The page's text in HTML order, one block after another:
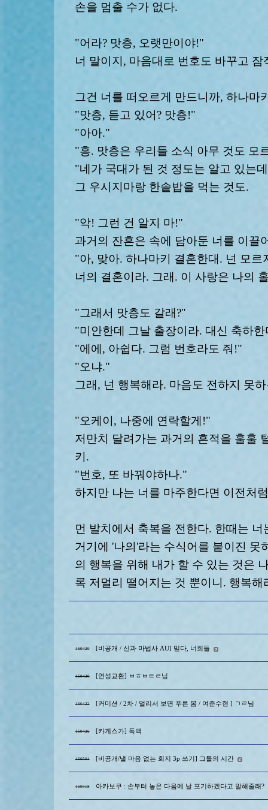
손을 멈출 수가 없다.
"어라? 맛층, 오랫만이야!"
너 말이지, 마음대로 번호도 바꾸고
그건 너를 떠오르게 만드니까, 하나마
"맛층, 듣고 있어? 맛층!"
"아아."
"흥. 맛층은 우리들 소식 아무 것도 모
"네가 국대가 된 것 정도는 알고 있는
그 우시지마랑 한솥밥을 먹는 것도.
"악! 그런 건 알지 마!"
과거의 잔흔은 속에 담아둔 너를 이끌
"아, 맞아. 하나마키 결혼한대. 넌 모
너의 결혼이라. 그래. 이 사랑은 나의
"그래서 맛층도 갈래?"
"미안한데 그날 출장이라. 대신 축하
"에에, 아쉽다. 그럼 번호라도 줘!"
"오냐."
그래, 넌 행복해라. 마음도 전하지 못
"오케이, 나중에 연락할게!"
저만치 달려가는 과거의 흔적을 훌훌
키.
"번호, 또 바꿔야하나."
하지만 나는 너를 마주한다면 이전처
먼 발치에서 축복을 전한다. 한때는
거기에 '나의'라는 수식어를 붙이진 못
의 행복을 위해 내가 할 수 있는 것은
록 저멀리 떨어지는 것 뿐이니. 행복해
160420 [비공개 / 신과 마법사 AU] 믿다, 너희들
160420 [연성교환] ㅂㅎㅂㅌㄹ님
160422 [커미션 / 2차 / 멀리서 보면 푸른 봄 / 여준수현 ] ㄱㄹ님
160426 [카게스가] 독백
160501 [비공개/낼 마음 없는 회지 3p 쓰기] 그들의 시간
160518 아카보쿠 : 손부터 놓은 다음에 날 포기하겠다고 말해줄래?